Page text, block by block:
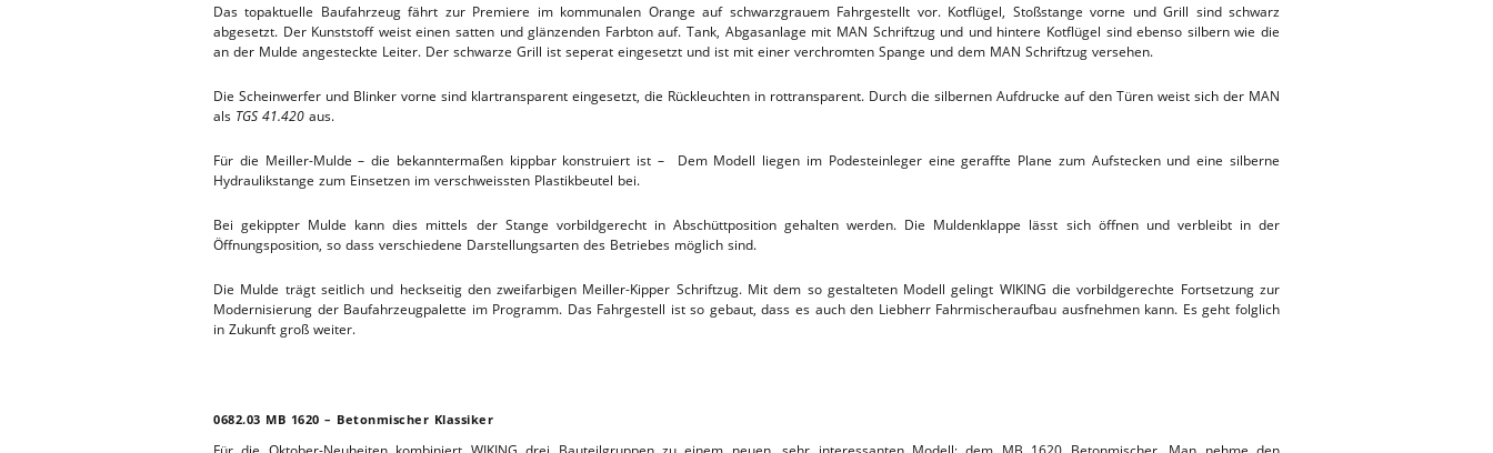
Das topaktuelle Baufahrzeug fährt zur Premiere im kommunalen Orange auf schwarzgrauem Fahrgestellt vor. Kotflügel, Stoßstange vorne und Grill sind schwarz
abgesetzt. Der Kunststoff weist einen satten und glänzenden Farbton auf. Tank, Abgasanlage mit MAN Schriftzug und und hintere Kotflügel sind ebenso silbern wie die
an der Mulde angesteckte Leiter. Der schwarze Grill ist seperat eingesetzt und ist mit einer verchromten Spange und dem MAN Schriftzug versehen.
Die Scheinwerfer und Blinker vorne sind klartransparent eingesetzt, die Rückleuchten in rottransparent. Durch die silbernen Aufdrucke auf den Türen weist sich der MAN
als TGS 41.420 aus.
Für die Meiller-Mulde – die bekanntermaßen kippbar konstruiert ist – Dem Modell liegen im Podesteinleger eine geraffte Plane zum Aufstecken und eine silberne
Hydraulikstange zum Einsetzen im verschweissten Plastikbeutel bei.
Bei gekippter Mulde kann dies mittels der Stange vorbildgerecht in Abschüttposition gehalten werden. Die Muldenklappe lässt sich öffnen und verbleibt in der
Öffnungsposition, so dass verschiedene Darstellungsarten des Betriebes möglich sind.
Die Mulde trägt seitlich und heckseitig den zweifarbigen Meiller-Kipper Schriftzug. Mit dem so gestalteten Modell gelingt WIKING die vorbildgerechte Fortsetzung zur
Modernisierung der Baufahrzeugpalette im Programm. Das Fahrgestell ist so gebaut, dass es auch den Liebherr Fahrmischeraufbau ausfnehmen kann. Es geht folglich
in Zukunft groß weiter.
0682.03 MB 1620 – Betonmischer Klassiker